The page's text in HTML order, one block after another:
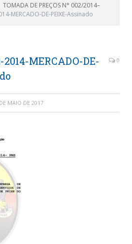
TOMADA DE PREÇOS N° 002/2014–
MERCADO-DE-PEIXE-Assinado
MERCADO-DE-
0
MAIO DE 2017